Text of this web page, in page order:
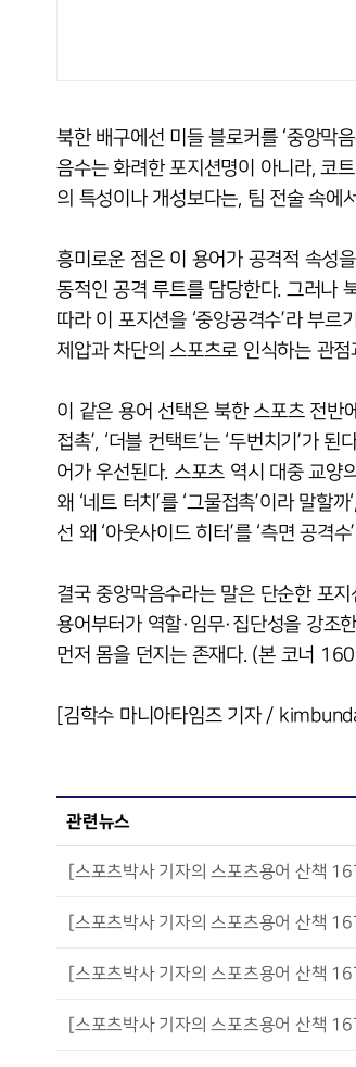
북한 배구에선 미들 블로커를 ‘중앙막
음수는 화려한 포지션명이 아니라, 코
의 특성이나 개성보다는, 팀 전술 속에
흥미로운 점은 이 용어가 공격적 속성
동적인 공격 루트를 담당한다. 그러나
따라 이 포지션을 ‘중앙공격수’라 부
제압과 차단의 스포츠로 인식하는 관점
이 같은 용어 선택은 북한 스포츠 전반
접촉’, ‘더블 컨택트’는 ‘두번치기’가
어가 우선된다. 스포츠 역시 대중 교양
왜 ‘네트 터치’를 ‘그물접촉’이라 말
선 왜 ‘아웃사이드 히터’를 ‘측면 공격수
결국 중앙막음수라는 말은 단순한 포
용어부터가 역할·임무·집단성을 강조
먼저 몸을 던지는 존재다. (본 코너
[김학수 마니아타임즈 기자 /
관련뉴스
[스포츠박사 기자의 스포츠용어 산책
[스포츠박사 기자의 스포츠용어 산책
[스포츠박사 기자의 스포츠용어 산책
[스포츠박사 기자의 스포츠용어 산책